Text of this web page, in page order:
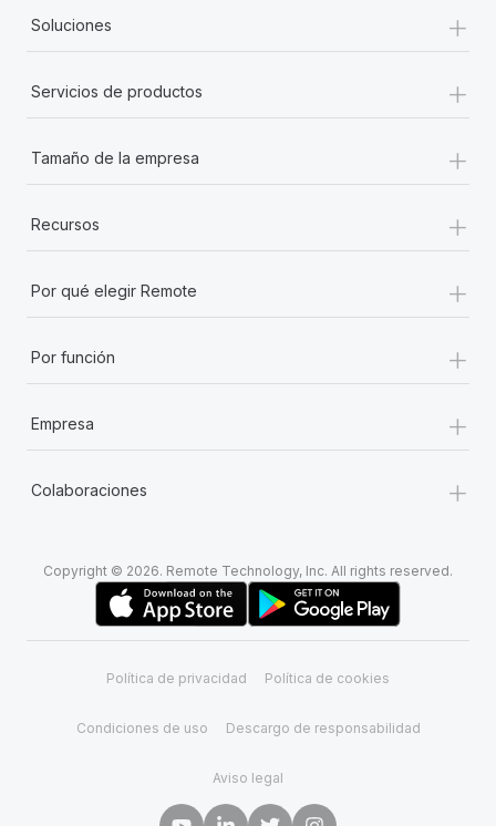
Soluciones +
Servicios de productos +
Tamaño de la empresa +
Recursos +
Por qué elegir Remote +
Por función +
Empresa +
Colaboraciones +
Copyright © 2026. Remote Technology, Inc. All rights reserved.
Política de privacidad Política de cookies
Condiciones de uso Descargo de responsabilidad
Aviso legal